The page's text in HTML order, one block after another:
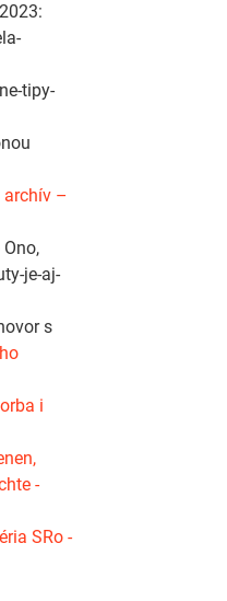
tipy-
archív –
je-aj-
s
i
-
SRo -